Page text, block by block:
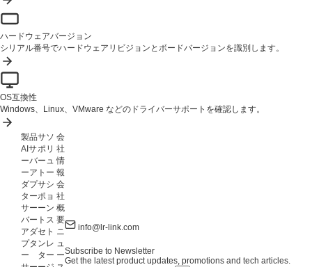
ハードウェアバージョン
シリアル番号でハードウェアリビジョンとボードバージョンを識別します。
OS互換性
Windows、Linux、VMware などのドライバーサポートを確認します。
製品
AIサ
ーバ
ーア
ダプ
ター
サー
バー
アダ
プタ
ー
サ
ポ
ー
ト
サ
ポ
ー
ト
セ
ン
タ
ソ
リ
ュ
ー
シ
ョ
ン
ス
ト
レ
ー
会
社
情
報
会
社
概
要
ニ
ュ
ー
info@lr-link.com
Subscribe to Newsletter
Get the latest product updates, promotions and tech articles.